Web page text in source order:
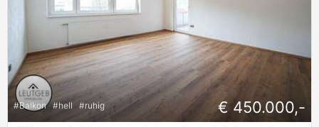
#Balkon #hell #ruhig € 450.000,-